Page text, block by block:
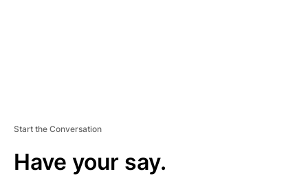
Start the Conversation
Have your say.